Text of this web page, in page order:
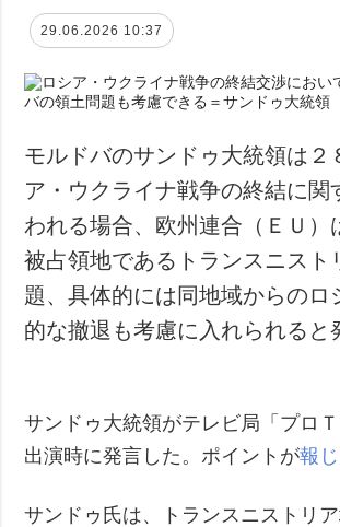
29.06.2026 10:37
モルドバのサンドゥ大統領は２
ア・ウクライナ戦争の終結に関
われる場合、欧州連合（ＥＵ）
被占領地であるトランスニスト
題、具体的には同地域からのロ
的な撤退も考慮に入れられると
サンドゥ大統領がテレビ局「プロＴ
出演時に発言した。ポイントが報
サンドゥ氏は、トランスニストリ